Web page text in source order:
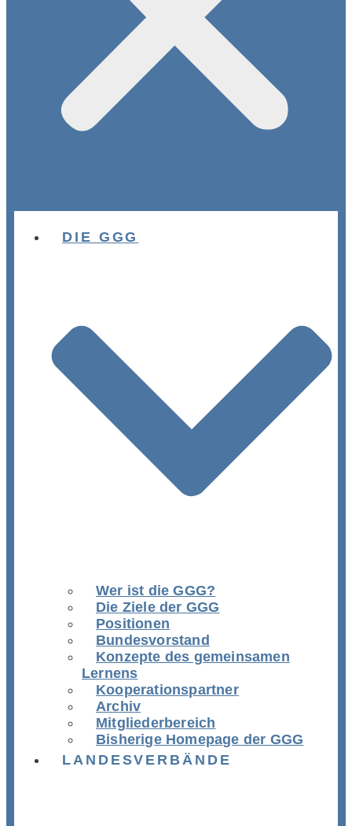
DIE GGG
Wer ist die GGG?
Die Ziele der GGG
Positionen
Bundesvorstand
Konzepte des gemeinsamen
Lernens
Kooperationspartner
Archiv
Mitgliederbereich
Bisherige Homepage der GGG
LANDESVERBÄNDE